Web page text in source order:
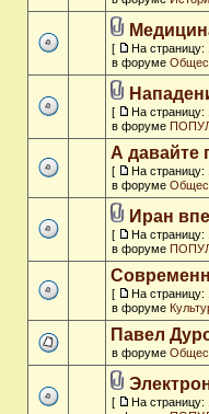
[ На страницу:
в форуме
[ На страницу:
в форуме
А давайте
[ На страницу:
в форуме
Иран
[ На страницу:
в форуме
[ На страницу:
в форуме
Павел
в форуме
[ На страницу: